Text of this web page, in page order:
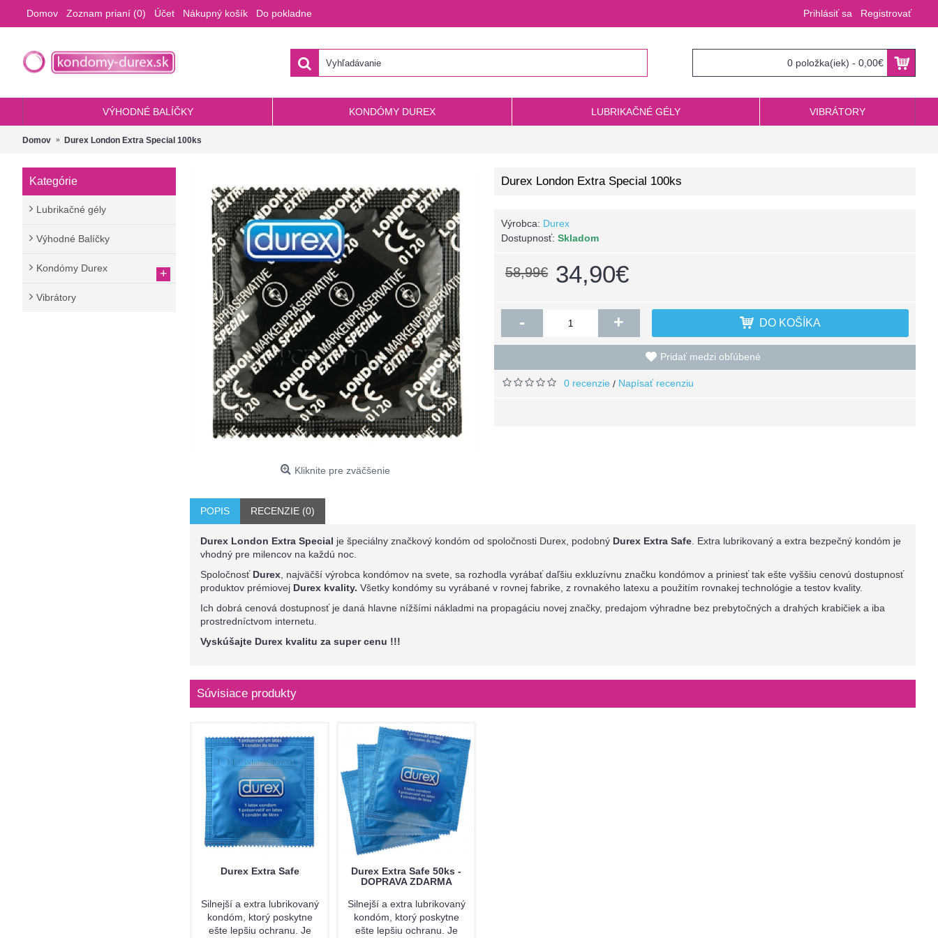
Domov Zoznam prianí (0) Účet Nákupný košík Do pokladne Prihlásiť sa Registrovať
0 položka(iek) - 0,00€
VÝHODNÉ BALÍČKY KONDÓMY DUREX LUBRIKAČNÉ GÉLY VIBRÁTORY
Domov Durex London Extra Special 100ks
Kategórie
Lubrikačné gély
Výhodné Balíčky
Kondómy Durex +
Vibrátory
Kliknite pre zväčšenie
Durex London Extra Special 100ks
Výrobca: Durex
Dostupnosť: Skladom
58,99€ 34,90€
- + DO KOŠÍKA
Pridať medzi obľúbené
0 recenzie / Napísať recenziu
POPIS RECENZIE (0)
Durex London Extra Special je špeciálny značkový kondóm od spoločnosti Durex, podobný Durex Extra Safe . Extra lubrikovaný a extra bezpečný kondóm je
vhodný pre milencov na každú noc.
SpoločnosťDurex , najväčší výrobca kondómov na svete, sa rozhodla vyrábať daľšiu exkluzívnu značku kondómov a priniesť tak ešte vyššiu cenovú dostupnosť
produktov prémiovej Durex kvality. Všetky kondómy su vyrábané v rovnej fabrike, z rovnakého latexu a použitím rovnakej technológie a testov kvality.
Ich dobrá cenová dostupnosť je daná hlavne nížšími nákladmi na propagáciu novej značky, predajom výhradne bez prebytočných a drahých krabičiek a iba
prostredníctvom internetu.
Vyskúšajte Durex kvalitu za super cenu !!!
Súvisiace produkty
Durex Extra Safe
Silnejší a extra lubrikovaný
kondóm, ktorý poskytne
ešte lepšiu ochranu. Je
Durex Extra Safe 50ks -
DOPRAVA ZDARMA
Silnejší a extra lubrikovaný
kondóm, ktorý poskytne
ešte lepšiu ochranu. Je